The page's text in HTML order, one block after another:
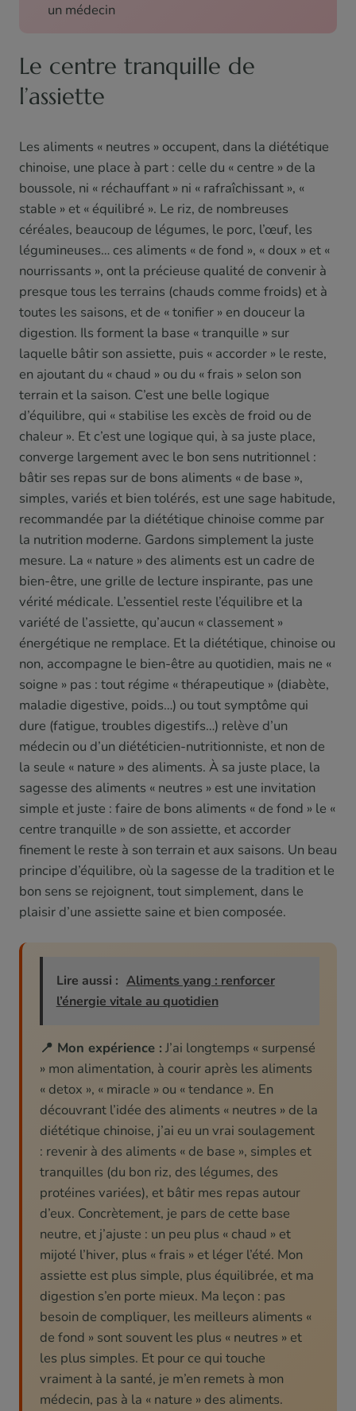
un médecin
Le centre tranquille de
l’assiette
Les aliments « neutres » occupent, dans la diététique
chinoise, une place à part : celle du « centre » de la
boussole, ni « réchauffant » ni « rafraîchissant », «
stable » et « équilibré ». Le riz, de nombreuses
céréales, beaucoup de légumes, le porc, l’œuf, les
légumineuses… ces aliments « de fond », « doux » et «
nourrissants », ont la précieuse qualité de convenir à
presque tous les terrains (chauds comme froids) et à
toutes les saisons, et de « tonifier » en douceur la
digestion. Ils forment la base « tranquille » sur
laquelle bâtir son assiette, puis « accorder » le reste,
en ajoutant du « chaud » ou du « frais » selon son
terrain et la saison. C’est une belle logique
d’équilibre, qui « stabilise les excès de froid ou de
chaleur ». Et c’est une logique qui, à sa juste place,
converge largement avec le bon sens nutritionnel :
bâtir ses repas sur de bons aliments « de base »,
simples, variés et bien tolérés, est une sage habitude,
recommandée par la diététique chinoise comme par
la nutrition moderne. Gardons simplement la juste
mesure. La « nature » des aliments est un cadre de
bien-être, une grille de lecture inspirante, pas une
vérité médicale. L’essentiel reste l’équilibre et la
variété de l’assiette, qu’aucun « classement »
énergétique ne remplace. Et la diététique, chinoise ou
non, accompagne le bien-être au quotidien, mais ne «
soigne » pas : tout régime « thérapeutique » (diabète,
maladie digestive, poids…) ou tout symptôme qui
dure (fatigue, troubles digestifs…) relève d’un
médecin ou d’un diététicien-nutritionniste, et non de
la seule « nature » des aliments. À sa juste place, la
sagesse des aliments « neutres » est une invitation
simple et juste : faire de bons aliments « de fond » le «
centre tranquille » de son assiette, et accorder
finement le reste à son terrain et aux saisons. Un beau
principe d’équilibre, où la sagesse de la tradition et le
bon sens se rejoignent, tout simplement, dans le
plaisir d’une assiette saine et bien composée.
Lire aussi : Aliments yang : renforcer
l’énergie vitale au quotidien
📍 Mon expérience : J’ai longtemps « surpensé
» mon alimentation, à courir après les aliments
« detox », « miracle » ou « tendance ». En
découvrant l’idée des aliments « neutres » de la
diététique chinoise, j’ai eu un vrai soulagement
: revenir à des aliments « de base », simples et
tranquilles (du bon riz, des légumes, des
protéines variées), et bâtir mes repas autour
d’eux. Concrètement, je pars de cette base
neutre, et j’ajuste : un peu plus « chaud » et
mijoté l’hiver, plus « frais » et léger l’été. Mon
assiette est plus simple, plus équilibrée, et ma
digestion s’en porte mieux. Ma leçon : pas
besoin de compliquer, les meilleurs aliments «
de fond » sont souvent les plus « neutres » et
les plus simples. Et pour ce qui touche
vraiment à la santé, je m’en remets à mon
médecin, pas à la « nature » des aliments.